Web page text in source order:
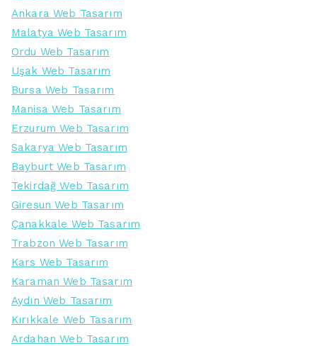
Ankara Web Tasarım
Malatya Web Tasarım
Ordu Web Tasarım
Uşak Web Tasarım
Bursa Web Tasarım
Manisa Web Tasarım
Erzurum Web Tasarım
Sakarya Web Tasarım
Bayburt Web Tasarım
Tekirdağ Web Tasarım
Giresun Web Tasarım
Çanakkale Web Tasarım
Trabzon Web Tasarım
Kars Web Tasarım
Karaman Web Tasarım
Aydın Web Tasarım
Kırıkkale Web Tasarım
Ardahan Web Tasarım